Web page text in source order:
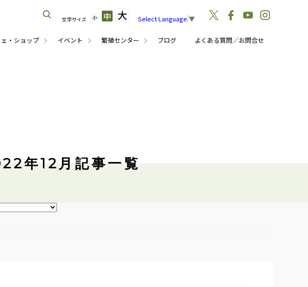
・ショップ イベント 繁殖センター ブログ よくある質問／お問合せ
文字サイズ 小 中 大 Select Language ▼
年12月記事一覧